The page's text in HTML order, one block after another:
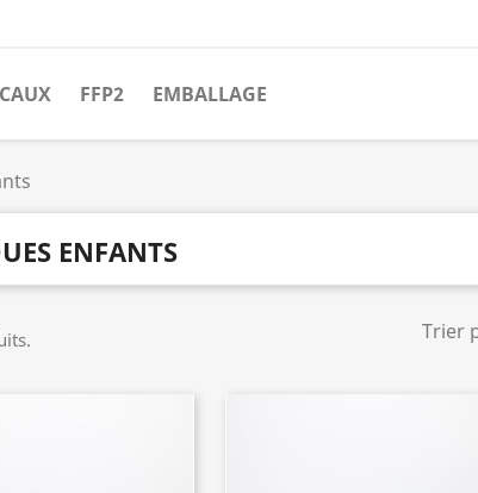
FFP2 EMBALLAGE
ENFANTS
Trier